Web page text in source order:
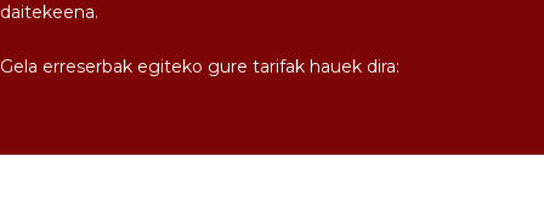
daitekeena.
Gela erreserbak egiteko gure tarifak hauek dira: